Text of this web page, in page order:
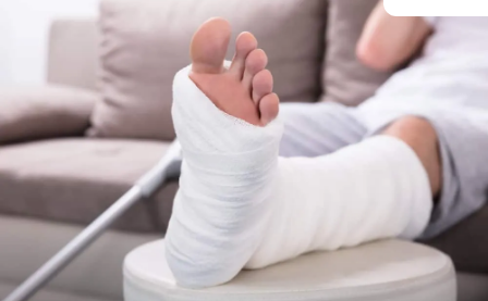
Pengobatan
Pengobatan rumahan
Pencegahan